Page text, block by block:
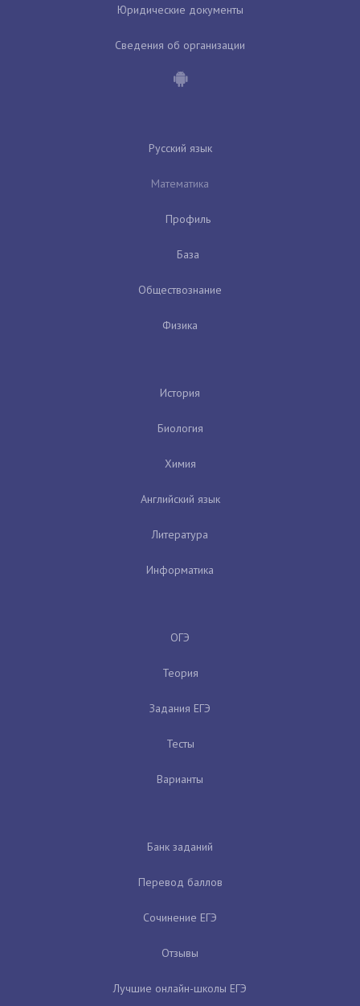
Юридические документы
Сведения об организации
Русский язык
Математика
Профиль
База
Обществознание
Физика
История
Биология
Химия
Английский язык
Литература
Информатика
ОГЭ
Теория
Задания ЕГЭ
Тесты
Варианты
Банк заданий
Перевод баллов
Сочинение ЕГЭ
Отзывы
Лучшие онлайн-школы ЕГЭ